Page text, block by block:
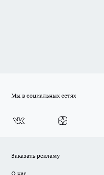
Мы в социальных сетях
Заказать рекламу
О нас